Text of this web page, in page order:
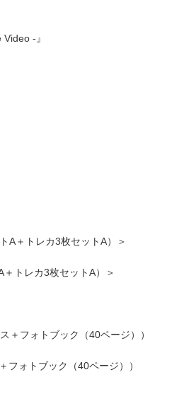
-』
A＋トレカ3枚セットA）＞
トレカ3枚セットA）＞
＋フォトブック（40ページ））
フォトブック（40ページ））